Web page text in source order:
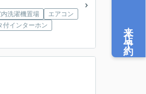
洗濯機置場
エアコン
付インターホン
来店予約